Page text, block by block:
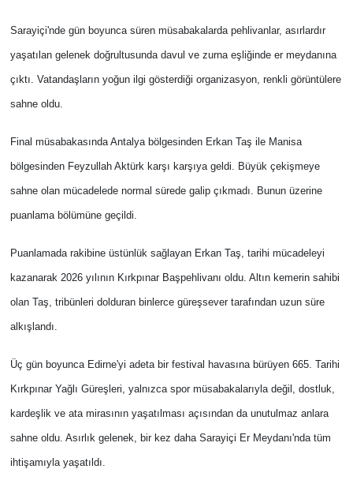
Sarayiçi'nde gün boyunca süren müsabakalarda pehlivanlar, asırlardır
yaşatılan gelenek doğrultusunda davul ve zurna eşliğinde er meydanına
çıktı. Vatandaşların yoğun ilgi gösterdiği organizasyon, renkli görüntülere
sahne oldu.
Final müsabakasında Antalya bölgesinden Erkan Taş ile Manisa
bölgesinden Feyzullah Aktürk karşı karşıya geldi. Büyük çekişmeye
sahne olan mücadelede normal sürede galip çıkmadı. Bunun üzerine
puanlama bölümüne geçildi.
Puanlamada rakibine üstünlük sağlayan Erkan Taş, tarihi mücadeleyi
kazanarak 2026 yılının Kırkpınar Başpehlivanı oldu. Altın kemerin sahibi
olan Taş, tribünleri dolduran binlerce güreşsever tarafından uzun süre
alkışlandı.
Üç gün boyunca Edirne'yi adeta bir festival havasına bürüyen 665. Tarihi
Kırkpınar Yağlı Güreşleri, yalnızca spor müsabakalarıyla değil, dostluk,
kardeşlik ve ata mirasının yaşatılması açısından da unutulmaz anlara
sahne oldu. Asırlık gelenek, bir kez daha Sarayiçi Er Meydanı'nda tüm
ihtişamıyla yaşatıldı.